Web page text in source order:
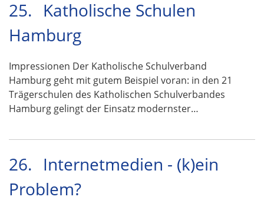
25. Katholische Schulen
Hamburg
Impressionen Der Katholische Schulverband
Hamburg geht mit gutem Beispiel voran: in den 21
Trägerschulen des Katholischen Schulverbandes
Hamburg gelingt der Einsatz modernster…
26. Internetmedien - (k)ein
Problem?